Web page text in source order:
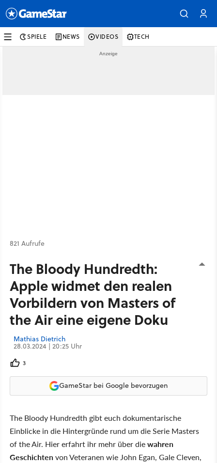
SPIELE NEWS VIDEOS TECH
821 Aufrufe
The Bloody Hundredth:
Apple widmet den realen
Vorbildern von Masters of
the Air eine eigene Doku
Mathias Dietrich
28.03.2024 | 20:25 Uhr
3
GameStar bei Google bevorzugen
The Bloody Hundredth gibt euch dokumentarische
Einblicke in die Hintergründe rund um die Serie Masters
of the Air. Hier erfahrt ihr mehr über diewahren
Geschichtenvon Veteranen wie John Egan, Gale Cleven,